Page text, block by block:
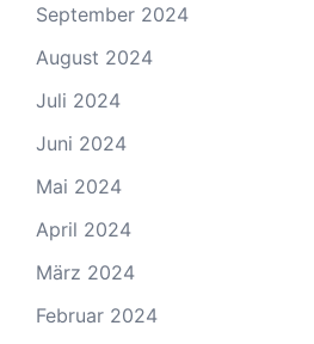
September 2024
August 2024
Juli 2024
Juni 2024
Mai 2024
April 2024
März 2024
Februar 2024